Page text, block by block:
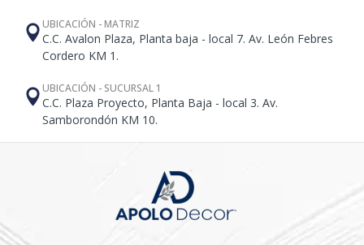
UBICACIÓN - MATRIZ
C.C. Avalon Plaza, Planta baja - local 7. Av. León Febres
Cordero KM 1.
UBICACIÓN - SUCURSAL 1
C.C. Plaza Proyecto, Planta Baja - local 3. Av.
Samborondón KM 10.